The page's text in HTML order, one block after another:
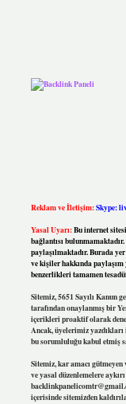
Reklam ve İletişim:Skype:
Yasal Uyarı:Bu internet
bağlantısı
paylaşılmaktadır. Burada
ve kişiler hakkında
benzerlikleri tamamen
Sitemiz, 5651 Sayılı Kanun
tarafından onaylanmış bir
içerikleri proaktif olarak
Ancak, üyelerimiz
bu sorumluluğu kabul etmiş
Sitemiz, kar amacı
ve yasal düzenlemelere
içerisinde sitemizden